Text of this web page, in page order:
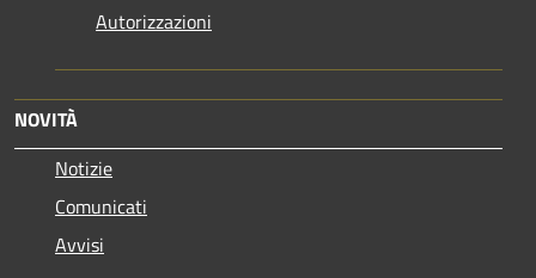
Autorizzazioni
NOVITÀ
Notizie
Comunicati
Avvisi